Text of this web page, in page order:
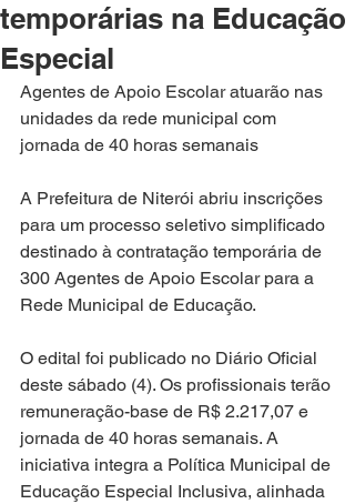
temporárias na Educação
Especial
Agentes de Apoio Escolar atuarão nas
unidades da rede municipal com
jornada de 40 horas semanais
A Prefeitura de Niterói abriu inscrições
para um processo seletivo simplificado
destinado à contratação temporária de
300 Agentes de Apoio Escolar para a
Rede Municipal de Educação.
O edital foi publicado no Diário Oficial
deste sábado (4). Os profissionais terão
remuneração-base de R$ 2.217,07 e
jornada de 40 horas semanais. A
iniciativa integra a Política Municipal de
Educação Especial Inclusiva, alinhada